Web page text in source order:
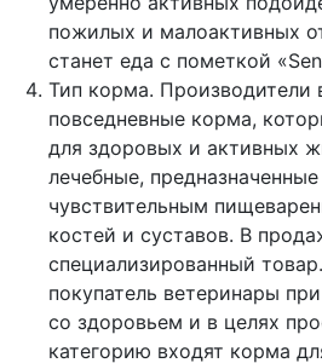
пожилых и малоактивных
станет еда с пометкой
Тип корма. Производители
повседневные корма,
для здоровых и активных
лечебные,
чувствительным
костей и суставов. В
специализированный
покупатель ветеринары
со здоровьем и в целях
категорию входят корма